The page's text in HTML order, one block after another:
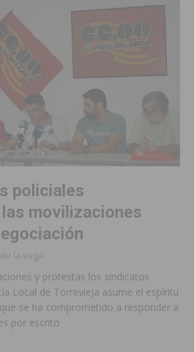
policiales
movilizaciones
la vega
y protestas los sindicatos
Local de Torrevieja asume el espíritu
se ha comprometido a responder a
por escrito